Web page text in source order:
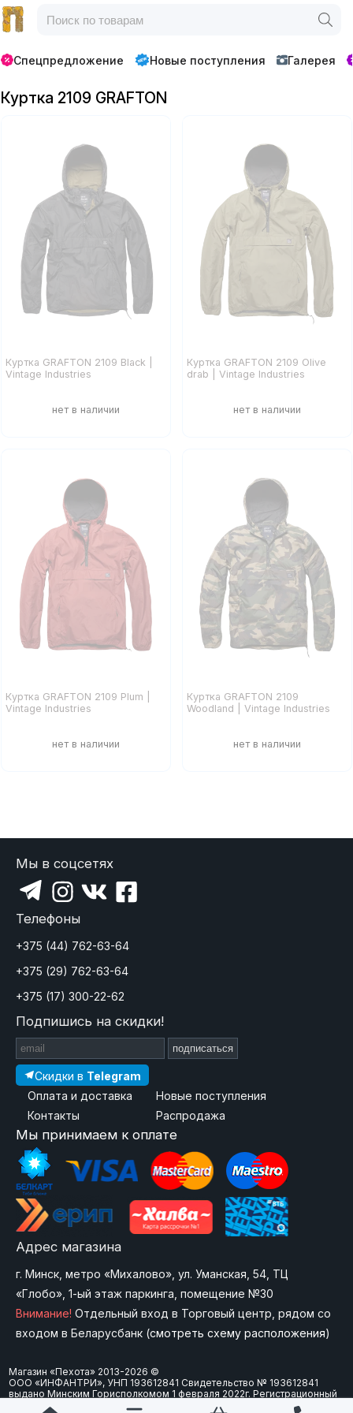
Спецпредложение Новые поступления Галерея
Куртка 2109 GRAFTON
Куртка GRAFTON 2109 Black |
Vintage Industries
Куртка GRAFTON 2109 Olive
drab | Vintage Industries
Куртка GRAFTON 2109 Plum |
Vintage Industries
Куртка GRAFTON 2109
Woodland | Vintage Industries
Мы в соцсетях
Телефоны
+375 (44) 762-63-64
+375 (29) 762-63-64
+375 (17) 300-22-62
Подпишись на скидки!
подписаться
Скидки в Telegram
Оплата и доставка
Контакты
Новые поступления
Распродажа
Мы принимаем к оплате
Адрес магазина
г. Минск, метро «Михалово», ул. Уманская, 54, ТЦ
«Глобо», 1-ый этаж паркинга, помещение №30
Внимание! Отдельный вход в Торговый центр, рядом со
входом в Беларусбанк (смотреть схему расположения)
Магазин «Пехота» 2013-2026 ©
ООО «ИНФАНТРИ», УНП 193612841 Свидетельство № 193612841
выдано Минским Горисполкомом 1 февраля 2022г. Регистрационный
номер в Торговом реестре Республики Беларусь: 573747 от 15